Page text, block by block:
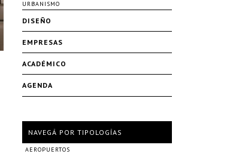
URBANISMO
DISEÑO
EMPRESAS
ACADÉMICO
AGENDA
NAVEGÁ POR TIPOLOGÍAS
AEROPUERTOS